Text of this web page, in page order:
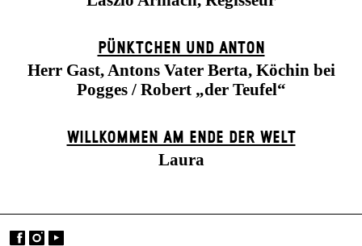
PÜNKTCHEN UND ANTON
Herr Gast, Antons Vater Berta, Köchin bei
Pogges / Robert „der Teufel“
WILLKOMMEN AM ENDE DER WELT
Laura